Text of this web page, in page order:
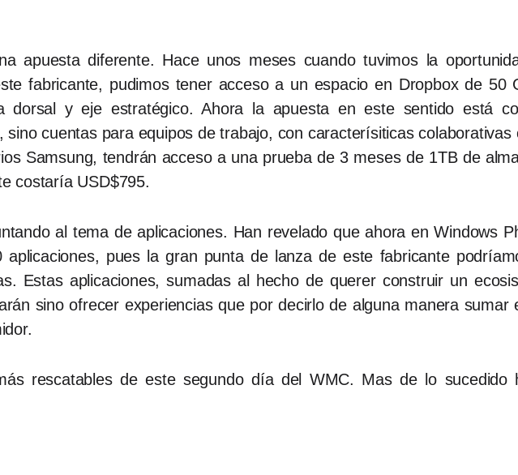
apuesta diferente. Hace unos meses cuando tuvimos la
fabricante, pudimos tener acceso a un espacio en Dropbox de 50
dorsal y eje estratégico. Ahora la apuesta en este sentido está
cuentas para equipos de trabajo, con caracterísiticas colaborativas
Samsung, tendrán acceso a una prueba de 3 meses de 1TB de
costaría USD$795.
al tema de aplicaciones. Han revelado que ahora en Windows
pues la gran punta de lanza de este fabricante
Estas aplicaciones, sumadas al hecho de querer construir un
sino ofrecer experiencias que por decirlo de alguna manera sumar
rescatables de este segundo día del WMC. Mas de lo sucedido